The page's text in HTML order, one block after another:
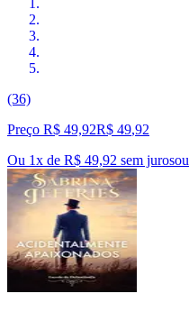
(36)
Preço R$ 49,92R$ 49,92
Ou 1x de R$ 49,92 sem jurosou